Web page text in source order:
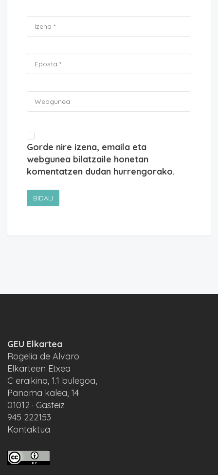
Gorde nire izena, emaila eta
webgunea bilatzaile honetan
komentatzen dudan hurrengorako.
GEU Elkartea
Rogelia de Alvaro
Elkarteen Etxea
C eraikina, 1.1 bulegoa,
Panama kalea, 14
01012 · Gasteiz
945 222153
Kontaktua